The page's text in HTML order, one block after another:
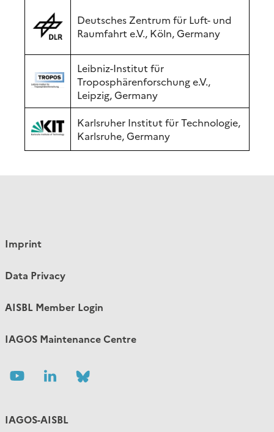
Deutsches Zentrum für Luft- und
Raumfahrt e.V., Köln, Germany
Leibniz-Institut für
Troposphärenforschung e.V.,
Leipzig, Germany
Karlsruher Institut für Technologie,
Karlsruhe, Germany
Imprint
Data Privacy
AISBL Member Login
IAGOS Maintenance Centre
Follow Follow
IAGOS-AISBL